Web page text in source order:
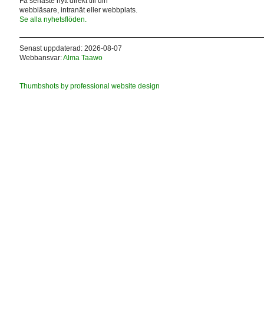
webbläsare, intranät eller webbplats.
Se alla nyhetsflöden.
Senast uppdaterad: 2026-08-07
Webbansvar:Alma Taawo
Thumbshots by professional website design